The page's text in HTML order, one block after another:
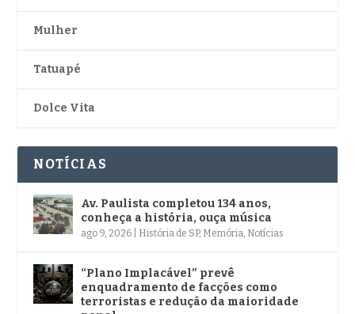
Mulher
Tatuapé
Dolce Vita
NOTÍCIAS
Av. Paulista completou 134 anos,
conheça a história, ouça música
ago 9, 2026 História de SP, Memória, Notícias
“Plano Implacável” prevê
enquadramento de facções como
terroristas e redução da maioridade